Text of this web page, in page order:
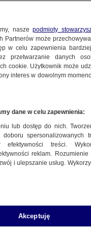
naszepodmioty
Partnerów może
w celu zapewnienia
przetwarzanie danych
cookie. Użytkownik może
interes w dowolnym
dane w celu zapewnienia:
lub dostęp do nich.
spersonalizowanych
efektywności treści.
reklam.
i ulepszanie usług.
Akceptuję